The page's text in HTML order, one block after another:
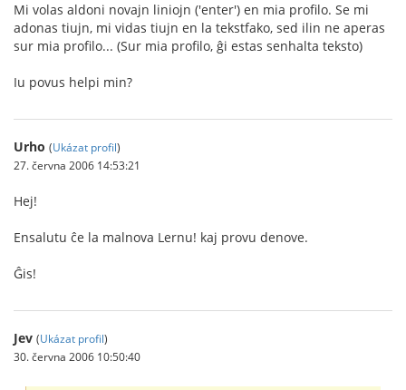
Mi volas aldoni novajn liniojn ('enter') en mia profilo. Se mi
adonas tiujn, mi vidas tiujn en la tekstfako, sed ilin ne aperas
sur mia profilo... (Sur mia profilo, ĝi estas senhalta teksto)
Iu povus helpi min?
Urho (Ukázat profil)
27. června 2006 14:53:21
Hej!
Ensalutu ĉe la malnova Lernu! kaj provu denove.
Ĝis!
Jev (Ukázat profil)
30. června 2006 10:50:40